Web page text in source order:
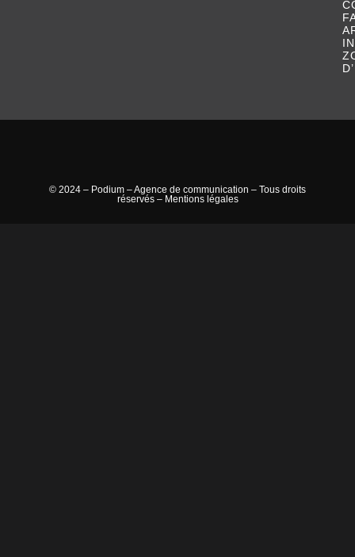
© 2024 – Podium – Agence de communication – Tous droits
réservés – Mentions légales